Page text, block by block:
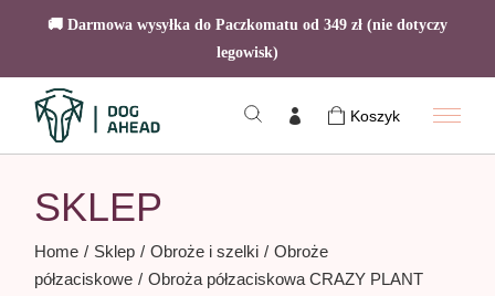
🚚 Darmowa wysyłka do Paczkomatu od 349 zł (nie dotyczy
legowisk)
content
Koszyk
SKLEP
Home Sklep Obroże i szelki
Obroże
półzaciskowe
Obroża półzaciskowa CRAZY PLANT